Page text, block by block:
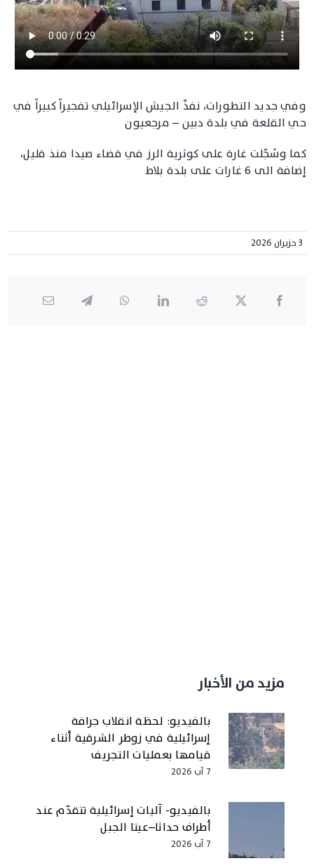
وفي جديد التطورات، نفذّ الجيش الإسرائيلي تفجيراً كبيراً في
حي القلعة في بلدة دبين – مرجعيون
كما وسُجّلت غارة على كوثرية الرز في قضاء صيدا منذ قليل،
إضافة الى 6 غارات على بلدة بلاط
3 حزيران 2026
مزيد من الأخبار
بالفيديو: لحظة انقلاب جرافة
إسرائيلية في زوطر الشرقية أثناء
قيامها بعمليات التجريف
7 آب 2026
بالفيديو- آليات إسرائيلية تتقدّم عند
أطراف حداثا–عيتا الجبل
7 آب 2026